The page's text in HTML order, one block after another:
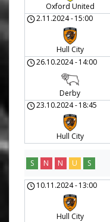
Oxford United
2.11.2024-15:00
Hull City
26.10.2024-14:00
Derby
23.10.2024-18:45
Hull City
S N N U S
10.11.2024-13:00
Hull City